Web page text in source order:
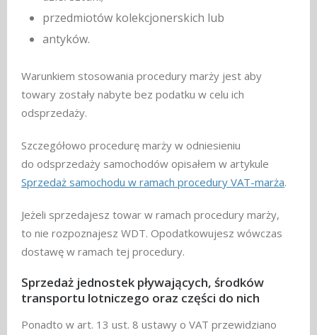
przedmiotów kolekcjonerskich lub
antyków.
Warunkiem stosowania procedury marży jest aby
towary zostały nabyte bez podatku w celu ich
odsprzedaży.
Szczegółowo procedurę marży w odniesieniu
do odsprzedaży samochodów opisałem w artykule
Sprzedaż samochodu w ramach procedury VAT-marża.
Jeżeli sprzedajesz towar w ramach procedury marży,
to nie rozpoznajesz WDT. Opodatkowujesz wówczas
dostawę w ramach tej procedury.
Sprzedaż jednostek pływających, środków
transportu lotniczego oraz części do nich
Ponadto w art. 13 ust. 8 ustawy o VAT przewidziano